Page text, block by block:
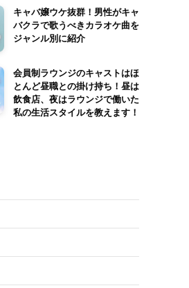
キャバ嬢ウケ抜群！男性がキャ
バクラで歌うべきカラオケ曲を
ジャンル別に紹介
会員制ラウンジのキャストはほ
とんど昼職との掛け持ち！昼は
飲食店、夜はラウンジで働いた
私の生活スタイルを教えます！